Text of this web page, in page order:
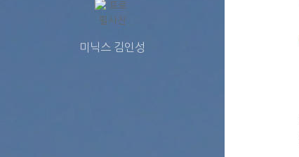
미닉스 김인성